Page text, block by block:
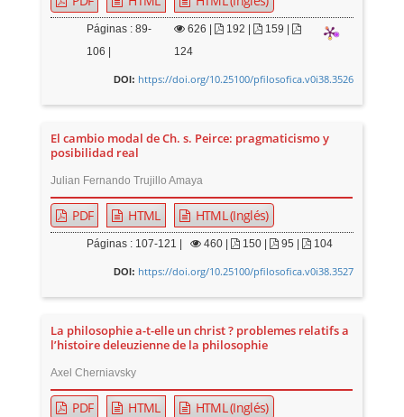
Páginas : 89-
106 |
626 | 192 |
159 |
124
DOI: https://doi.org/10.25100/pfilosofica.v0i38.3526
El cambio modal de Ch. s. Peirce: pragmaticismo y
posibilidad real
Julian Fernando Trujillo Amaya
PDF HTML HTML (Inglés)
Páginas : 107-121 | 460 | 150 | 95 | 104
DOI: https://doi.org/10.25100/pfilosofica.v0i38.3527
La philosophie a-t-elle un christ ? problemes relatifs a
l’histoire deleuzienne de la philosophie
Axel Cherniavsky
PDF HTML HTML (Inglés)